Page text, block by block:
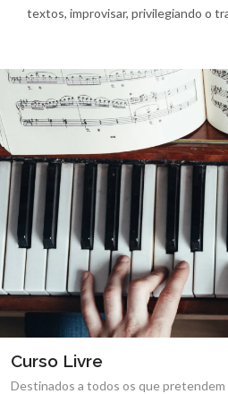
textos, improvisar, privilegiando o
não
Protocolo